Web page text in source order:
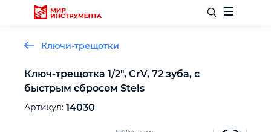
Отделочный инструмент
Ключи-трещотки
Ключ-трещотка 1/2", CrV, 72 зуба, с
быстрым сбросом Stels
Артикул: 14030